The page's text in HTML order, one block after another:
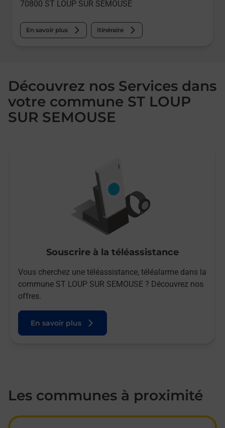
70800 ST LOUP SUR SEMOUSE
En savoir plus Itinéraire
Découvrez nos Services dans
votre commune ST LOUP
SUR SEMOUSE
Souscrire à la téléassistance
Vous cherchez une téléassistance, téléalarme dans la
commune ST LOUP SUR SEMOUSE ? Découvrez nos
offres.
En savoir plus
Les communes à proximité